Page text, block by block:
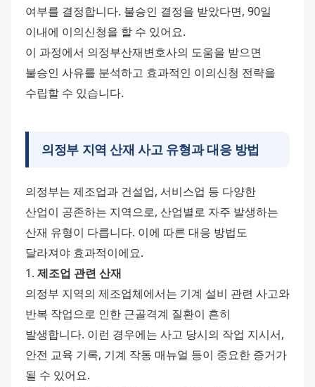
여부를 결정합니다. 불승인 결정을 받았다면, 90일
이내에 이의신청을 할 수 있어요.
이 과정에서 의정부산재변호사의 도움을 받으면
불승인 사유를 분석하고 효과적인 이의신청 전략을
수립할 수 있습니다.
의정부 지역 산재 사고 유형과 대응 방법
의정부는 제조업과 건설업, 서비스업 등 다양한
산업이 공존하는 지역으로, 산업별로 자주 발생하는
산재 유형이 다릅니다. 이에 따른 대응 방법도
달라져야 효과적이에요.
1. 제조업 관련 산재
의정부 지역의 제조업체에서는 기계 설비 관련 사고와
반복 작업으로 인한 근골격계 질환이 흔히
발생합니다. 이런 경우에는 사고 당시의 작업 지시서,
안전 교육 기록, 기계 작동 매뉴얼 등이 중요한 증거가
될 수 있어요.